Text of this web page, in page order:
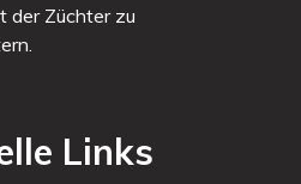
der Züchter zu
Links